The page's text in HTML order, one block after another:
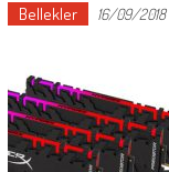
Bellekler 16/09/2018